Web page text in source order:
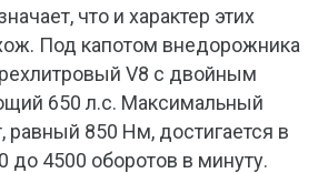
что и характер этих
Под капотом внедорожника
V8 с двойным
650 л.с. Максимальный
равный 850 Нм, достигается в
до 4500 оборотов в минуту.